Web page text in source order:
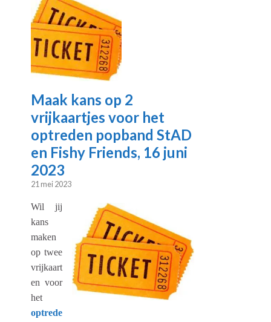
Maak kans op 2
vrijkaartjes voor het
optreden popband StAD
en Fishy Friends, 16 juni
2023
21 mei 2023
Wil jij
kans
maken
op twee
vrijkaart
en voor
het
optrede